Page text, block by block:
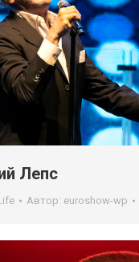
Лепс
Автор: euroshow-wp